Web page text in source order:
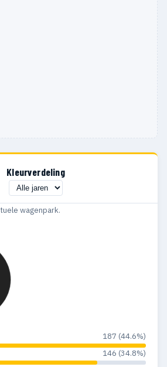
Kleurverdeling
wagenpark.
187 (44.6%)
146 (34.8%)